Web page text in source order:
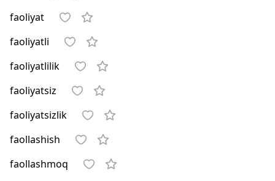
faoliyat
faoliyatli
faoliyatlilik
faoliyatsiz
faoliyatsizlik
faollashish
faollashmoq